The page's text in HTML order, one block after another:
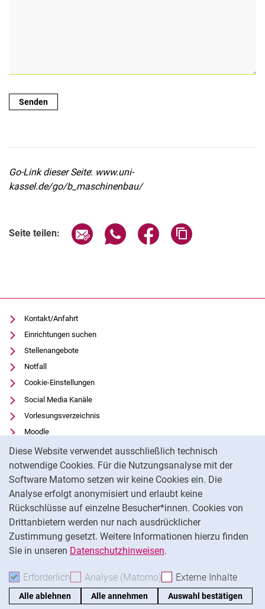
Diese Website verwendet ausschließlich technisch
notwendige Cookies. Für die Nutzungsanalyse mit der
Software Matomo setzen wir keine Cookies ein. Die
Analyse erfolgt anonymisiert und erlaubt keine
Rückschlüsse auf einzelne Besucher*innen. Cookies von
Drittanbietern werden nur nach ausdrücklicher
Zustimmung gesetzt. Weitere Informationen hierzu finden
Sie in unseren Datenschutzhinweisen.
Erforderlich Erforderliche Cookies akzeptieren
Analyse (Matomo) Analyse-Cookies
Externe Inhalte
Alle ablehnen Alle annehmen Auswahl bestätigen
Go-Link dieser Seite: www.uni-
kassel.de/go/b_maschinenbau/
Seite teilen: Seite über E-Mail teilen
Seite über WhatsApp teilen
Seite über Facebook
Kontakt/Anfahrt
Einrichtungen suchen
Stellenangebote
Notfall
Cookie-Einstellungen
Social Media Kanäle
Vorlesungsverzeichnis
Moodle
Panopto
Universitätsbibliothek
Datenschutz
Barrierefreiheit
Transparenter KI-Einsatz